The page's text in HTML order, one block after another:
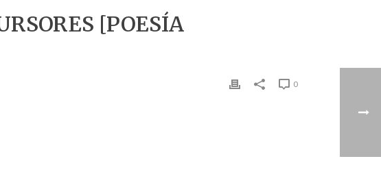
[POESÍA
0